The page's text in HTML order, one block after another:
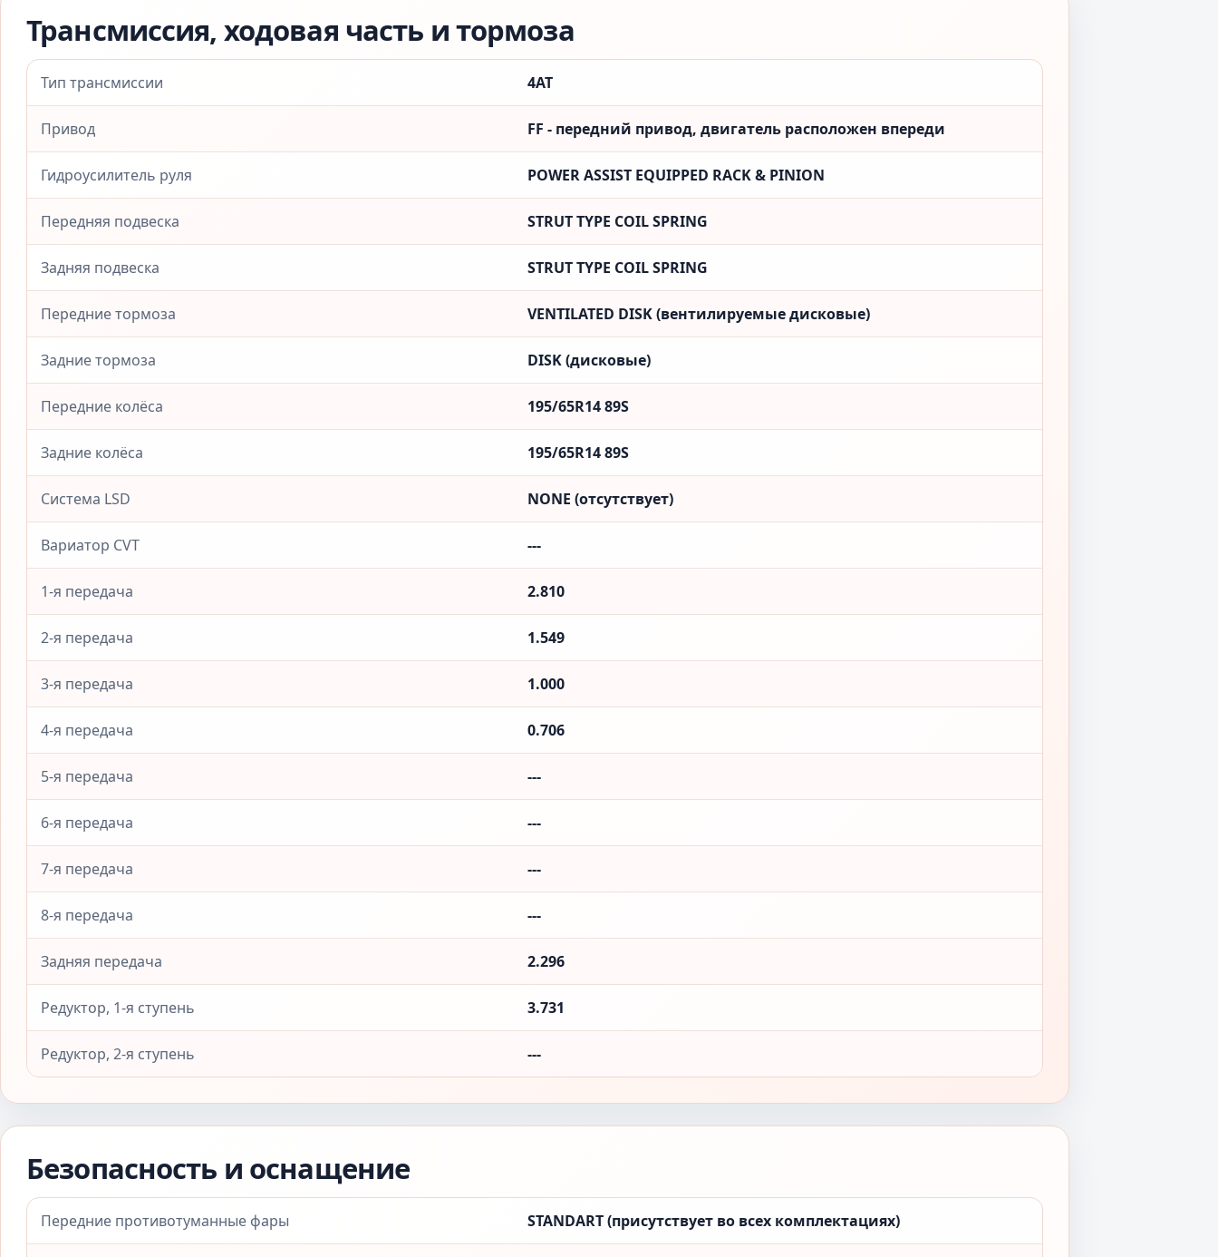
Трансмиссия, ходовая часть и тормоза
Тип трансмиссии 4AT
Привод FF - передний привод, двигатель расположен впереди
Гидроусилитель руля POWER ASSIST EQUIPPED RACK & PINION
Передняя подвеска STRUT TYPE COIL SPRING
Задняя подвеска STRUT TYPE COIL SPRING
Передние тормоза VENTILATED DISK (вентилируемые дисковые)
Задние тормоза DISK (дисковые)
Передние колёса 195/65R14 89S
Задние колёса 195/65R14 89S
Система LSD NONE (отсутствует)
Вариатор CVT ---
1-я передача 2.810
2-я передача 1.549
3-я передача 1.000
4-я передача 0.706
5-я передача ---
6-я передача ---
7-я передача ---
8-я передача ---
Задняя передача 2.296
Редуктор, 1-я ступень 3.731
Редуктор, 2-я ступень ---
Безопасность и оснащение
Передние противотуманные фары STANDART (присутствует во всех комплектациях)